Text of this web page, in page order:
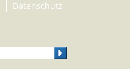
Datenschutz